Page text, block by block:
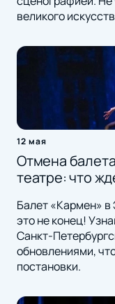
великого
12 мая
Отмена
театре: что
Балет «Кармен»
это не конец!
Санкт-
обновлениями,
постановки.